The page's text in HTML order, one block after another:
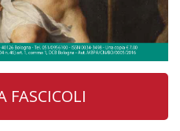
FASCICOLI